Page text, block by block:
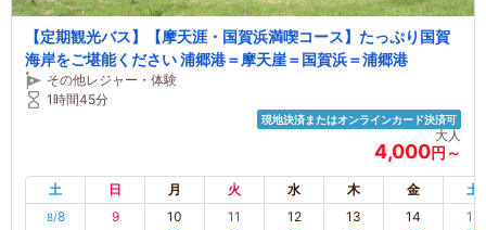
【定期観光バス】【摩天涯・国賀浜満喫コース】たっぷり国賀
海岸をご堪能ください 浦郷港＝摩天崖＝国賀浜＝浦郷港
その他レジャー・体験
1時間45分
現地決済またはオンラインカード決済可
大人
4,000円～
土 日 月 火 水 木 金 土
8/8 9 10 11 12 13 14 15